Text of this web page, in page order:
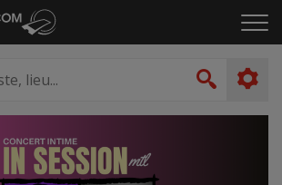
le